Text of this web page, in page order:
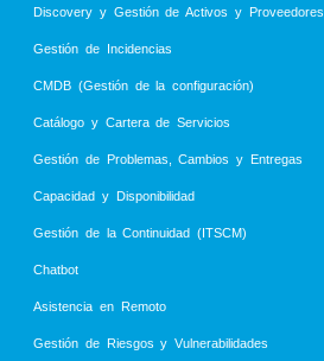
Discovery y Gestión de Activos y Proveedores
Gestión de Incidencias
CMDB (Gestión de la configuración)
Catálogo y Cartera de Servicios
Gestión de Problemas, Cambios y Entregas
Capacidad y Disponibilidad
Gestión de la Continuidad (ITSCM)
Chatbot
Asistencia en Remoto
Gestión de Riesgos y Vulnerabilidades